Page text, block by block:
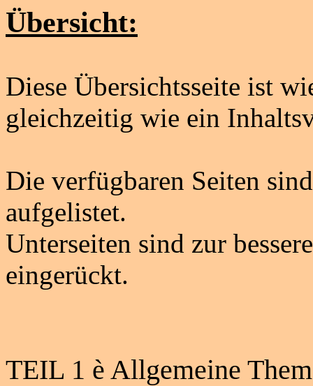
Übersicht:
Diese Übersichtsseite ist
gleichzeitig wie ein
Die verfügbaren Seiten
aufgelistet.
Unterseiten sind zur
eingerückt.
TEIL 1 è Allgemeine